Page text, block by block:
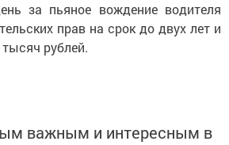
за пьяное вождение водителя
прав на срок до двух лет и
рублей.
важным и интересным в